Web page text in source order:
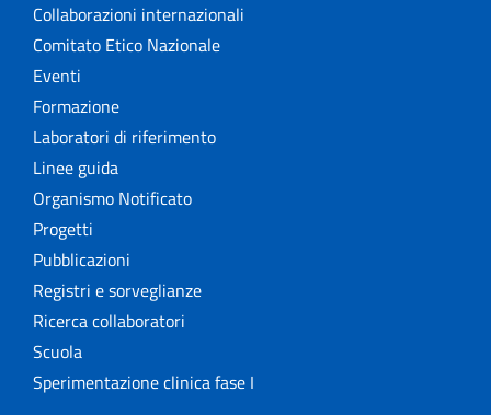
Collaborazioni internazionali
Comitato Etico Nazionale
Eventi
Formazione
Laboratori di riferimento
Linee guida
Organismo Notificato
Progetti
Pubblicazioni
Registri e sorveglianze
Ricerca collaboratori
Scuola
Sperimentazione clinica fase I